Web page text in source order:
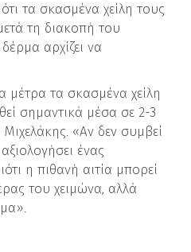
τα σκασμένα χείλη τους
τη διακοπή του
αρχίζει να
τα σκασμένα χείλη
σημαντικά μέσα σε 2-3
Μιχελάκης. «Αν δεν συμβεί
ένας
η πιθανή αιτία μπορεί
του χειμώνα, αλλά